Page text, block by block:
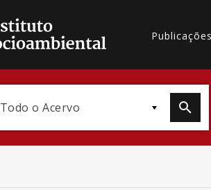
Todo o Acervo